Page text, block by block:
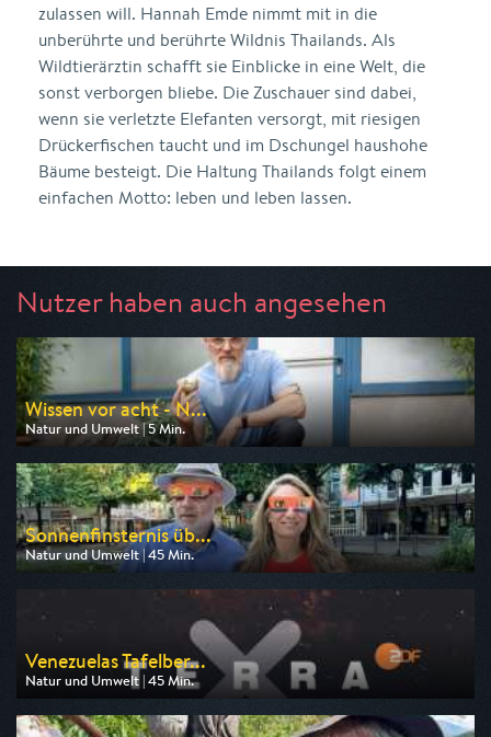
zulassen will. Hannah Emde nimmt mit in die
unberührte und berührte Wildnis Thailands. Als
Wildtierärztin schafft sie Einblicke in eine Welt, die
sonst verborgen bliebe. Die Zuschauer sind dabei,
wenn sie verletzte Elefanten versorgt, mit riesigen
Drückerfischen taucht und im Dschungel haushohe
Bäume besteigt. Die Haltung Thailands folgt einem
einfachen Motto: leben und leben lassen.
Nutzer haben auch angesehen
Wissen vor acht - N...
Natur und Umwelt | 5 Min.
Ausgestrahlt von ARD
am 11.08.2026, 19:45
Sonnenfinsternis üb...
Natur und Umwelt | 45 Min.
Ausgestrahlt von 3sat
am 12.08.2026, 20:15
Venezuelas Tafelber...
Natur und Umwelt | 45 Min.
Ausgestrahlt von ZDF neo
am 08.08.2026, 14:00